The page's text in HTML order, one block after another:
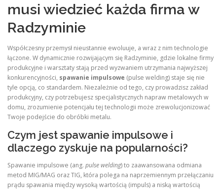
musi wiedzieć każda firma w
Radzyminie
Współczesny przemysł nieustannie ewoluuje, a wraz z nim technologie
łączone. W dynamicznie rozwijającym się Radzyminie, gdzie lokalne firmy
produkcyjne i warsztaty stają przed wyzwaniem utrzymania najwyższej
konkurencyjności, spawanie impulsowe (pulse welding) staje się nie
tyle opcją, co standardem. Niezależnie od tego, czy prowadzisz zakład
produkcyjny, czy potrzebujesz specjalistycznych napraw metalowych w
domu, zrozumienie potencjału tej technologii może zrewolucjonizować
Twoje podejście do obróbki metalu.
Czym jest spawanie impulsowe i
dlaczego zyskuje na popularności?
Spawanie impulsowe (ang. pulse welding) to zaawansowana odmiana
metod MIG/MAG oraz TIG, która polega na naprzemiennym przełączaniu
prądu spawania między wysoką wartością (impuls) a niską wartością